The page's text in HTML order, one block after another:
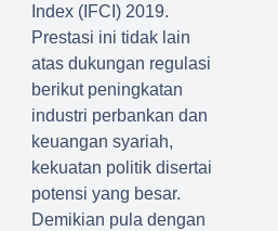
Index (IFCI) 2019.
Prestasi ini tidak lain
atas dukungan regulasi
berikut peningkatan
industri perbankan dan
keuangan syariah,
kekuatan politik disertai
potensi yang besar.
Demikian pula dengan